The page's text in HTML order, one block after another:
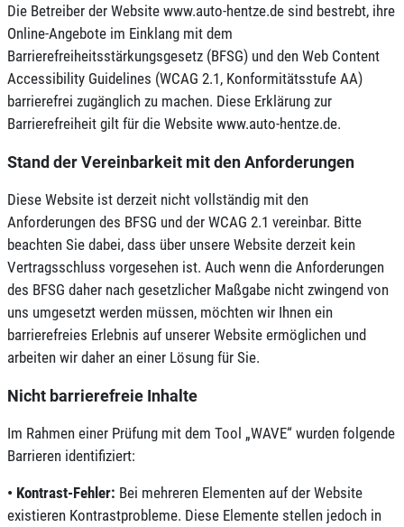
Die Betreiber der Website www.auto-hentze.de sind bestrebt, ihre
Online-Angebote im Einklang mit dem
Barrierefreiheitsstärkungsgesetz (BFSG) und den Web Content
Accessibility Guidelines (WCAG 2.1, Konformitätsstufe AA)
barrierefrei zugänglich zu machen. Diese Erklärung zur
Barrierefreiheit gilt für die Website www.auto-hentze.de.
Stand der Vereinbarkeit mit den Anforderungen
Diese Website ist derzeit nicht vollständig mit den
Anforderungen des BFSG und der WCAG 2.1 vereinbar. Bitte
beachten Sie dabei, dass über unsere Website derzeit kein
Vertragsschluss vorgesehen ist. Auch wenn die Anforderungen
des BFSG daher nach gesetzlicher Maßgabe nicht zwingend von
uns umgesetzt werden müssen, möchten wir Ihnen ein
barrierefreies Erlebnis auf unserer Website ermöglichen und
arbeiten wir daher an einer Lösung für Sie.
Nicht barrierefreie Inhalte
Im Rahmen einer Prüfung mit dem Tool „WAVE“ wurden folgende
Barrieren identifiziert:
• Kontrast-Fehler: Bei mehreren Elementen auf der Website
existieren Kontrastprobleme. Diese Elemente stellen jedoch in